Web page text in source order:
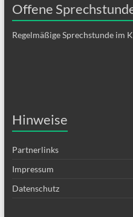
Offene
Regelmäßige Sprechstunde im
Hinweise
Partnerlinks
Impressum
Datenschutz